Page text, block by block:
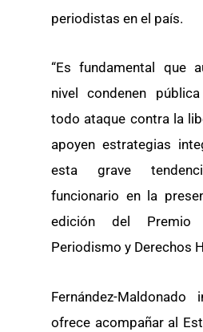
periodistas en el país.
“Es fundamental que
nivel condenen
todo ataque contra la
apoyen estrategias
esta grave
funcionario en la
edición del Premio
Periodismo y Derechos
Fernández-
ofrece acompañar al